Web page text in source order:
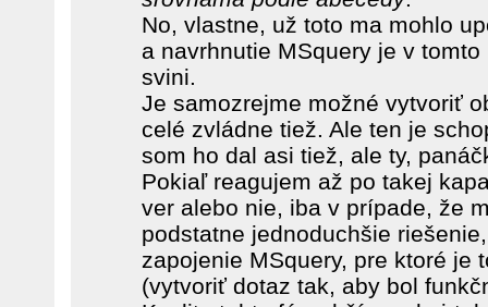
No, vlastne, už toto ma mohlo
a navrhnutie MSquery je v
svini.
Je samozrejme možné vytvoriť
celé zvládne tiež. Ale ten je
som ho dal asi tiež, ale ty,
Pokiaľ reagujem až po takej
ver alebo nie, iba v prípade, že
podstatne jednoduchšie
zapojenie MSquery, pre ktoré je
(vytvoriť dotaz tak, aby bol